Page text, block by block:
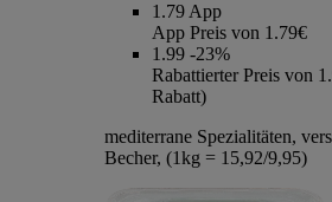
1.79 App
App Preis von 1.79€
1.99 -23%
Rabattierter Preis von
Rabatt)
mediterrane Spezialitäten,
Becher, (1kg = 15,92/9,95)